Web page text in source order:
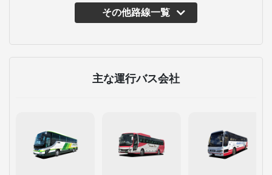
その他路線一覧
主な運行バス会社